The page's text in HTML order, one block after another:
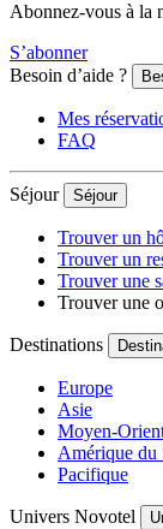
Abonnez-vous à la
S’abonner
Besoin d’aide ?
Mes
FAQ
Séjour Séjour
Trouver un
Trouver un
Trouver une
Trouver une
Destinations
Europe
Asie
Moyen-
Amérique du
Pacifique
Univers Novotel